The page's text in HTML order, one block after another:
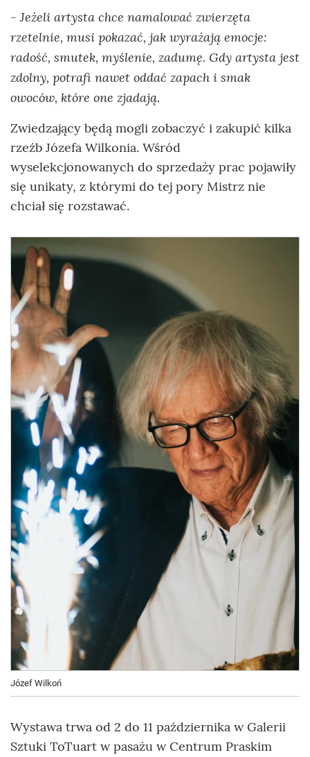
- Jeżeli artysta chce namalować zwierzęta
rzetelnie, musi pokazać, jak wyrażają emocje:
radość, smutek, myślenie, zadumę. Gdy artysta jest
zdolny, potrafi nawet oddać zapach i smak
owoców, które one zjadają.
Zwiedzający będą mogli zobaczyć i zakupić kilka
rzeźb Józefa Wilkonia. Wśród
wyselekcjonowanych do sprzedaży prac pojawiły
się unikaty, z którymi do tej pory Mistrz nie
chciał się rozstawać.
Józef Wilkoń
Wystawa trwa od 2 do 11 października w Galerii
Sztuki ToTuart w pasażu w Centrum Praskim